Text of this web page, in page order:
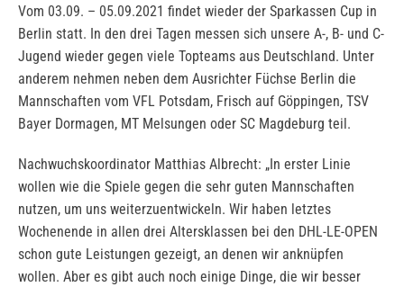
Vom 03.09. – 05.09.2021 findet wieder der Sparkassen Cup in
Berlin statt. In den drei Tagen messen sich unsere A-, B- und C-
Jugend wieder gegen viele Topteams aus Deutschland. Unter
anderem nehmen neben dem Ausrichter Füchse Berlin die
Mannschaften vom VFL Potsdam, Frisch auf Göppingen, TSV
Bayer Dormagen, MT Melsungen oder SC Magdeburg teil.
Nachwuchskoordinator Matthias Albrecht: „In erster Linie
wollen wie die Spiele gegen die sehr guten Mannschaften
nutzen, um uns weiterzuentwickeln. Wir haben letztes
Wochenende in allen drei Altersklassen bei den DHL-LE-OPEN
schon gute Leistungen gezeigt, an denen wir anknüpfen
wollen. Aber es gibt auch noch einige Dinge, die wir besser